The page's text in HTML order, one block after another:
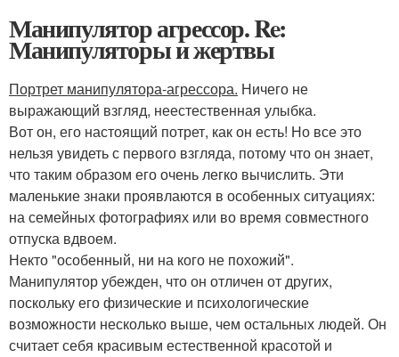
Манипулятор агрессор. Re:
Манипуляторы и жертвы
Портрет манипулятора-агрессора. Ничего не
выражающий взгляд, неестественная улыбка.
Вот он, его настоящий потрет, как он есть! Но все это
нельзя увидеть с первого взгляда, потому что он знает,
что таким образом его очень легко вычислить. Эти
маленькие знаки проявлаются в особенных ситуациях:
на семейных фотографиях или во время совместного
отпуска вдвоем.
Некто "особенный, ни на кого не похожий".
Манипулятор убежден, что он отличен от других,
поскольку его физические и психологические
возможности несколько выше, чем остальных людей. Он
считает себя красивым естественной красотой и